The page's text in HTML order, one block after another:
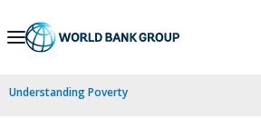
Skip
Navigation
Understanding Poverty